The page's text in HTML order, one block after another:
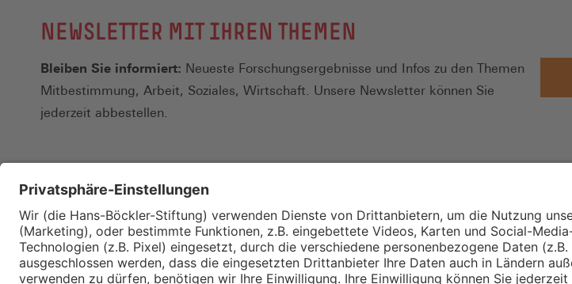
NEWSLETTER MIT IHREN THEMEN
Bleiben Sie informiert: Neueste Forschungsergebnisse und Infos zu den Themen
Mitbestimmung, Arbeit, Soziales, Wirtschaft. Unsere Newsletter können Sie
jederzeit abbestellen.
Kontakt
Merkzettel